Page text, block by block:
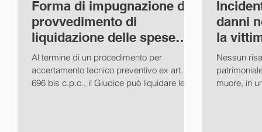
Forma di impugnazione del
provvedimento di
liquidazione delle spese
nell'ATP (Cass. Civ. Sez. VI
Al termine di un procedimento per
accertamento tecnico preventivo ex art.
696 bis c.p.c., il Giudice può liquidare le
danni
la
ore
Nessun
muore, in